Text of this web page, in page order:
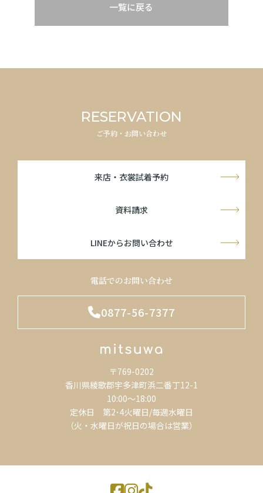
一覧に戻る
RESERVATION
ご予約・お問い合わせ
来店・衣裳試着予約
資料請求
LINEからお問い合わせ
電話でのお問い合わせ
0877-56-7377
〒769-0202
香川県綾歌郡宇多津町浜二番丁12-1
10:00～18:00
定休日 第2･4火曜日/毎週水曜日
（火・水曜日が祝日の場合は営業）